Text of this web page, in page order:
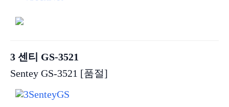
3 센티 GS-3521
Sentey GS-3521 [품절]